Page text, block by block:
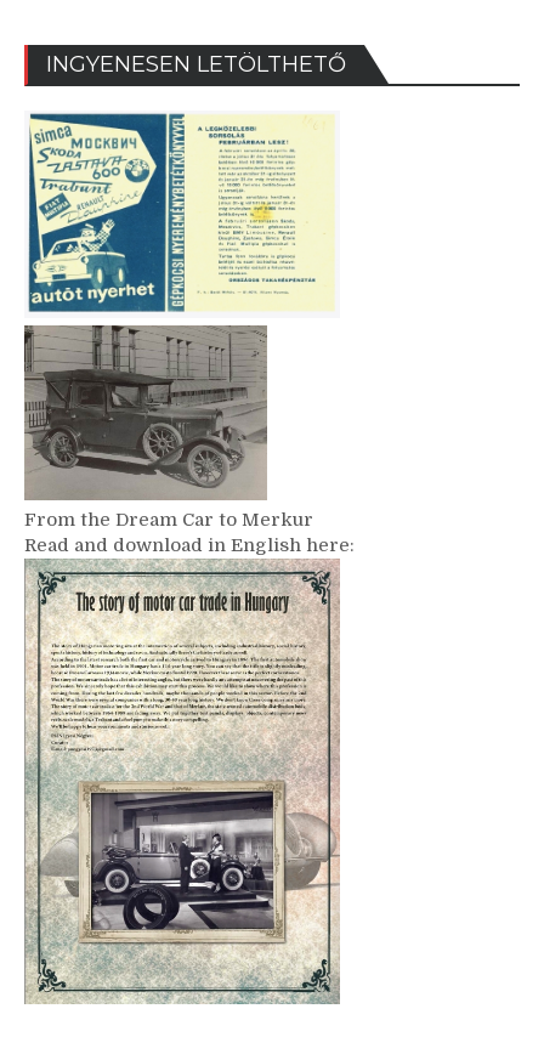
INGYENESEN LETÖLTHETŐ
From the Dream Car to Merkur
Read and download in English here: